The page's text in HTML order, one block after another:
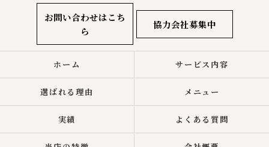
お問い合わせはこち
ら
協力会社募集中
ホーム サービス内容
選ばれる理由 メニュー
実績 よくある質問